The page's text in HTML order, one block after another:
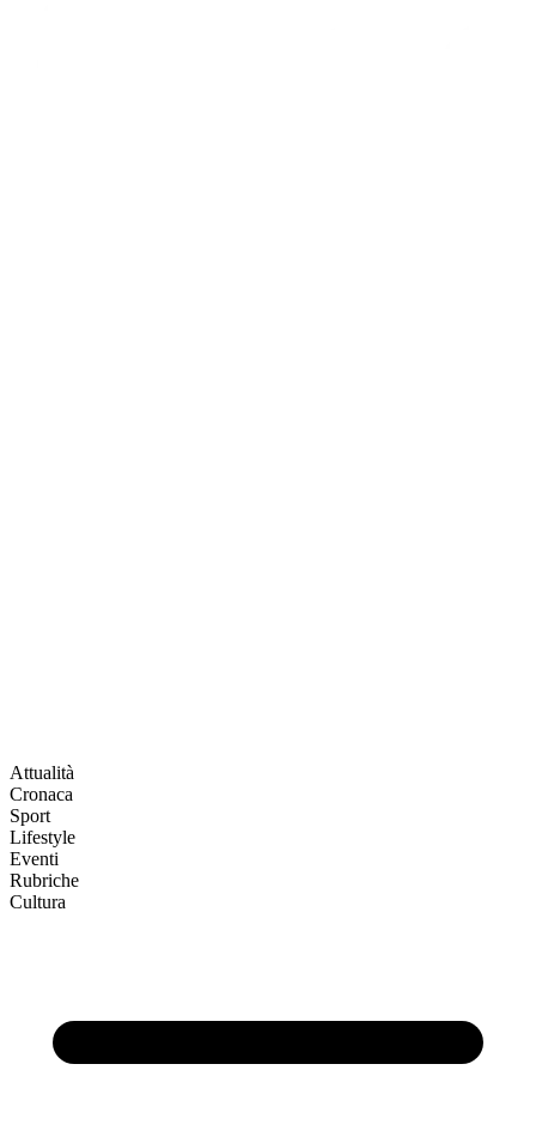
Attualità
Cronaca
Sport
Lifestyle
Eventi
Rubriche
Cultura